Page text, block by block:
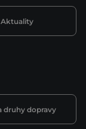
druhy dopravy
Aktuality